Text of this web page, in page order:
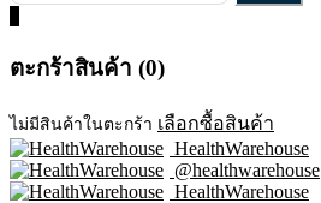
ตะกร้าสินค้า (0)
ไม่มีสินค้าในตะกร้า เลือกซื้อสินค้า
HealthWarehouse
@healthwarehouse
HealthWarehouse